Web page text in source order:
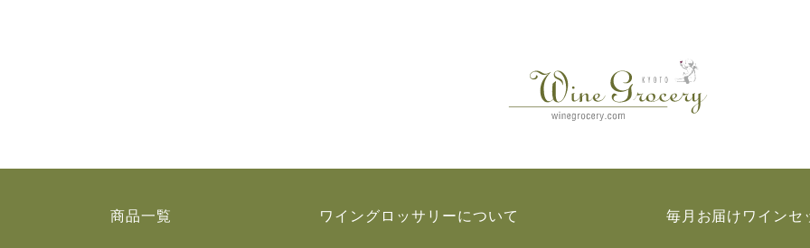
商品一覧 ワイングロッサリーについて 毎月お届けワインセ